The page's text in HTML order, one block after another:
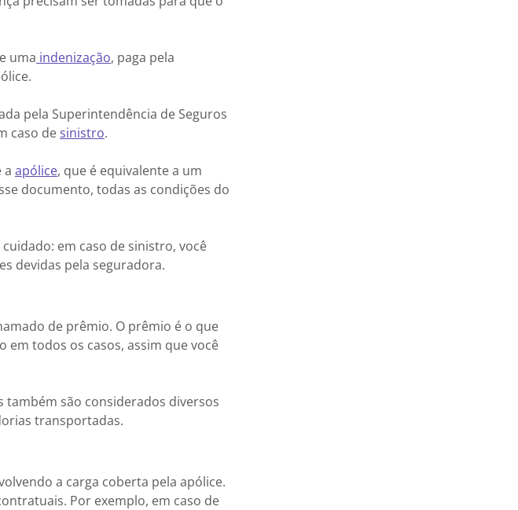
uma indenização, paga pela
pela Superintendência de Seguros
caso desinistro.
a apólice, que é equivalente a um
documento, todas as condições do
em caso de sinistro, você
devidas pela seguradora.
de prêmio. O prêmio é o que
em todos os casos, assim que você
são considerados diversos
transportadas.
a carga coberta pela apólice.
Por exemplo, em caso de